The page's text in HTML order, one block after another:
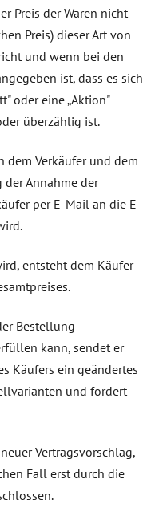
Preis der Waren nicht
Preis) dieser Art von
und wenn bei den
ist, dass es sich
oder eine „Aktion"
überzählig ist.
dem Verkäufer und dem
Annahme der
per E-Mail an die E-
entsteht dem Käufer
Bestellung
kann, sendet er
Käufers ein geändertes
und fordert
Vertragsvorschlag,
Fall erst durch die